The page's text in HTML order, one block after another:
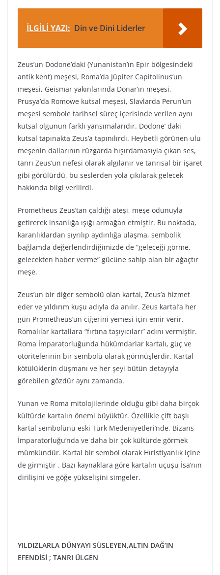
İLGİLİ YAZI: Din ve Dini Liderler
Zeus’un Dodone’daki (Yunanistan’ın Epir bölgesindeki
antik kent) meşesi, Roma’da Jüpiter Capitolinus’un
meşesi, Geismar yakınlarında Donar’ın meşesi,
Prusya’da Romowe kutsal meşesi, Slavlarda Perun’un
meşesi sembole tarihsel süreç içerisinde verilen aynı
kutsal olgunun farklı yansımalarıdır. Dodone’ daki
kutsal tapınakta Zeus’a tapınılırdı. Heybetli görünen ulu
meşenin dallarının rüzgarda hışırdamasıyla çıkan ses,
tanrı Zeus’un nefesi olarak algılanır ve tanrısal bir işaret
gibi görülürdü, bu seslerden yola çıkılarak gelecek
hakkında bilgi verilirdi.
Prometheus Zeus’tan çaldığı ateşi, meşe odunuyla
getirerek insanlığa ışığı armağan etmiştir. Bu noktada,
karanlıklardan sıyrılıp aydınlığa ulaşma, sembolik
bağlamda değerlendirdiğimizde de “geleceği görme,
gelecekten haber verme” gücüne sahip olan bir ağaçtır
meşe.
Zeus’un bir diğer sembolü olan kartal, Zeus’a hizmet
eder ve yıldırım kuşu adıyla da anılır. Zeus kartal’a her
gün Prometheus’un ciğerini yemesi için emir verir.
Romalılar kartallara “fırtına taşıyıcıları” adını vermiştir.
Roma İmparatorluğunda hükümdarlar kartalı, güç ve
otoritelerinin bir sembolü olarak görmüşlerdir. Kartal
kötülüklerin düşmanı ve her şeyi bütün detayıyla
görebilen gözdür aynı zamanda.
Yunan ve Roma mitolojilerinde olduğu gibi daha birçok
kültürde kartalın önemi büyüktür. Özellikle çift başlı
kartal sembolünü eski Türk Medeniyetleri’nde, Bizans
İmparatorluğu’nda ve daha bir çok kültürde görmek
mümkündür. Kartal bir sembol olarak Hıristiyanlık içine
de girmiştir . Bazı kaynaklara göre kartalın uçuşu İsa’nın
dirilişini ve göğe yükselişini simgeler.
YILDIZLARLA DÜNYAYI SÜSLEYEN,ALTIN DAĞ’IN
EFENDİSİ ; TANRI ÜLGEN